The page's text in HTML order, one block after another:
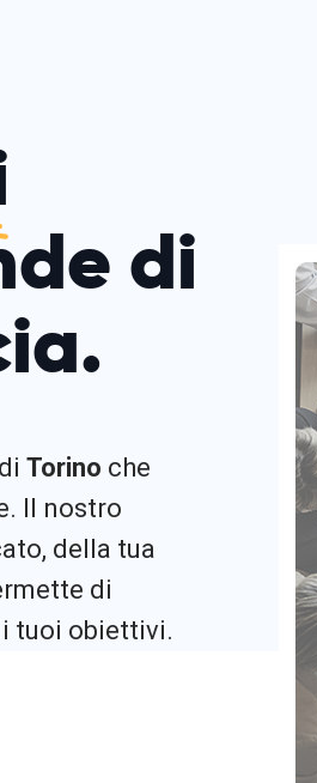
di
Torino che
Il nostro
della tua
di
tuoi obiettivi.